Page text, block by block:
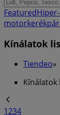
Featured
Kínálatok
Tiendeo»
Kínálatok
1234